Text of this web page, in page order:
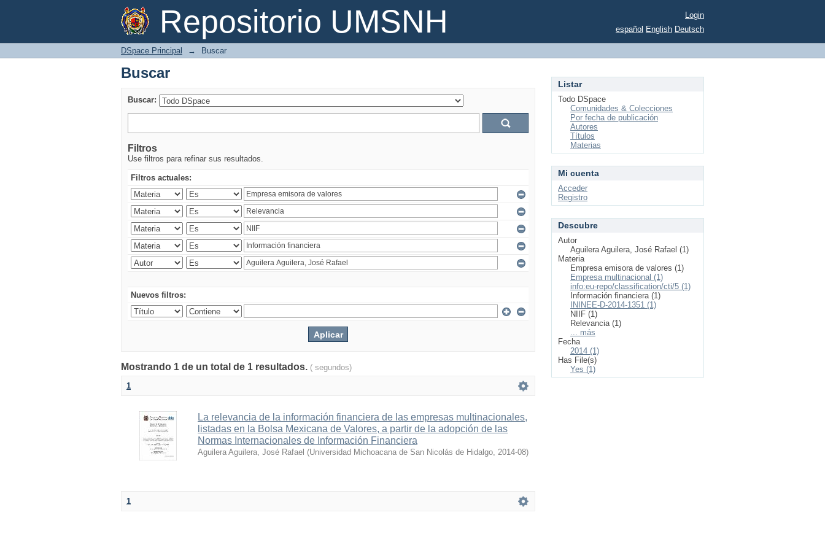
Repositorio UMSNH
Buscar
Login
español English Deutsch
DSpace Principal → Buscar
Buscar
Buscar:
Filtros
Use filtros para refinar sus resultados.
Filtros actuales:
Nuevos filtros:
Mostrando 1 de un total de 1 resultados. ( segundos)
1
La relevancia de la información financiera de las empresas multinacionales,
listadas en la Bolsa Mexicana de Valores, a partir de la adopción de las
Normas Internacionales de Información Financiera
Aguilera Aguilera, José Rafael (Universidad Michoacana de San Nicolás de Hidalgo, 2014-08)
1
Listar
Todo DSpace
Comunidades & Colecciones
Por fecha de publicación
Autores
Títulos
Materias
Mi cuenta
Acceder
Registro
Descubre
Autor
Aguilera Aguilera, José Rafael (1)
Materia
Empresa emisora de valores (1)
Empresa multinacional (1)
info:eu-repo/classification/cti/5 (1)
Información financiera (1)
ININEE-D-2014-1351 (1)
NIIF (1)
Relevancia (1)
... más
Fecha
2014 (1)
Has File(s)
Yes (1)